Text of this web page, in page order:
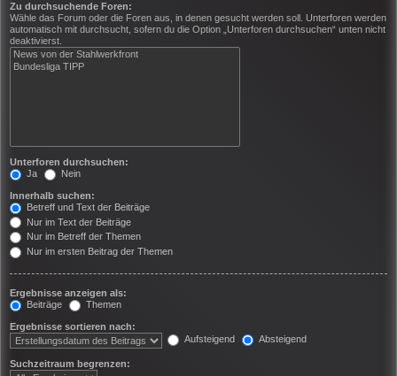
Zu durchsuchende Foren:
Wähle das Forum oder die Foren aus, in denen gesucht werden soll. Unterforen werden
automatisch mit durchsucht, sofern du die Option „Unterforen durchsuchen“ unten nicht
deaktivierst.
Unterforen durchsuchen:
Ja
Nein
Innerhalb suchen:
Betreff und Text der Beiträge
Nur im Text der Beiträge
Nur im Betreff der Themen
Nur im ersten Beitrag der Themen
Ergebnisse anzeigen als:
Beiträge
Themen
Ergebnisse sortieren nach:
Aufsteigend
Absteigend
Suchzeitraum begrenzen: